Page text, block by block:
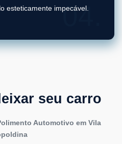
esteticamente impecável.
04.
seu carro
Automotivo em Vila